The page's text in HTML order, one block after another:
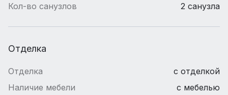
Кол-во санузлов
2 санузла
Отделка
Отделка
с отделкой
Наличие мебели
с мебелью